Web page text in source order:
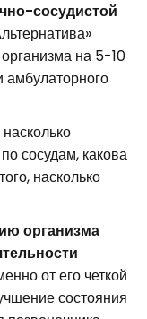
сосудистой
на 5-10
амбулаторного
сосудам, какова
насколько
организма
от его четкой
состояния